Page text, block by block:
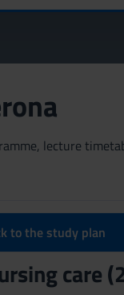
lecture
to the study plan
care